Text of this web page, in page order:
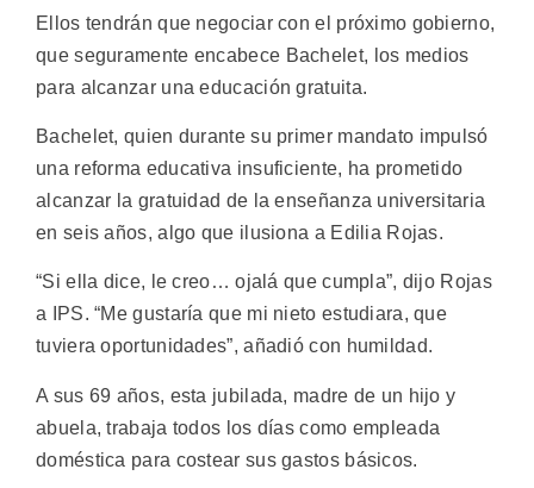
Ellos tendrán que negociar con el próximo gobierno,
que seguramente encabece Bachelet, los medios
para alcanzar una educación gratuita.
Bachelet, quien durante su primer mandato impulsó
una reforma educativa insuficiente, ha prometido
alcanzar la gratuidad de la enseñanza universitaria
en seis años, algo que ilusiona a Edilia Rojas.
“Si ella dice, le creo… ojalá que cumpla”, dijo Rojas
a IPS. “Me gustaría que mi nieto estudiara, que
tuviera oportunidades”, añadió con humildad.
A sus 69 años, esta jubilada, madre de un hijo y
abuela, trabaja todos los días como empleada
doméstica para costear sus gastos básicos.